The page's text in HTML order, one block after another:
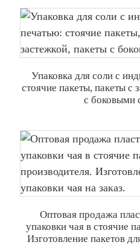
Упаковка для соли с
стоячие пакеты, пакеты с
с боковыми
Оптовая продажа
упаковки чая в стоячие
Изготовление пакетов